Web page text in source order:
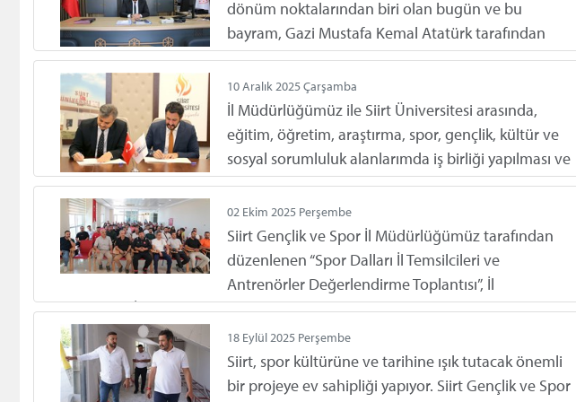
dönüm noktalarından biri olan bugün ve bu
bayram, Gazi Mustafa Kemal Atatürk tarafından
sizlere ithaf ve armağan edilerek ölümsüzleştirilmiş
ve aynı zamanda aziz milletimizin gençliğine duyduğu güven ve ümit
tescillenerek teyid edilmiştir.
10 Aralık 2025 Çarşamba
İl Müdürlüğümüz ile Siirt Üniversitesi arasında,
eğitim, öğretim, araştırma, spor, gençlik, kültür ve
sosyal sorumluluk alanlarımda iş birliği yapılması ve
topluma katkı sağlayan projelerin hayata geçirilmesi
amacıyla iş birliği protokolü imzaladı.
02 Ekim 2025 Perşembe
Siirt Gençlik ve Spor İl Müdürlüğümüz tarafından
düzenlenen “Spor Dalları İl Temsilcileri ve
Antrenörler Değerlendirme Toplantısı”, İl
Müdürümüz İsmail Çalgan başkanlığında Sporcu Eğitim Merkezi Toplantı
Salonu’nda gerçekleştirildi
18 Eylül 2025 Perşembe
Siirt, spor kültürüne ve tarihine ışık tutacak önemli
bir projeye ev sahipliği yapıyor. Siirt Gençlik ve Spor